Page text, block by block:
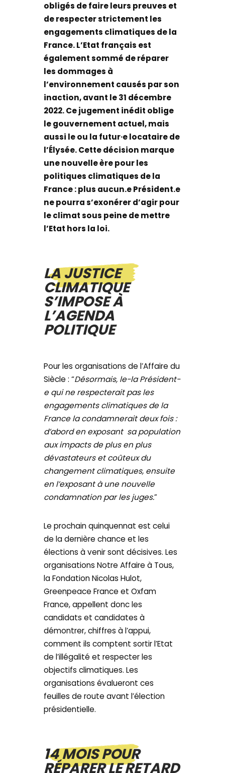
obligés de faire leurs preuves et
de respecter strictement les
engagements climatiques de la
France. L’Etat français est
également sommé de réparer
les dommages à
l’environnement causés par son
inaction, avant le 31 décembre
2022. Ce jugement inédit oblige
le gouvernement actuel, mais
aussi le ou la futur·e locataire de
l’Élysée. Cette décision marque
une nouvelle ère pour les
politiques climatiques de la
France : plus aucun.e Président.e
ne pourra s’exonérer d’agir pour
le climat sous peine de mettre
l’Etat hors la loi.
LA JUSTICE
CLIMATIQUE
S’IMPOSE À
L’AGENDA
POLITIQUE
Pour les organisations de l’Affaire du
Siècle : “Désormais, le-la Président-
e qui ne respecterait pas les
engagements climatiques de la
France la condamnerait deux fois :
d’abord en exposant sa population
aux impacts de plus en plus
dévastateurs et coûteux du
changement climatiques, ensuite
en l’exposant à une nouvelle
condamnation par les juges.”
Le prochain quinquennat est celui
de la dernière chance et les
élections à venir sont décisives. Les
organisations Notre Affaire à Tous,
la Fondation Nicolas Hulot,
Greenpeace France et Oxfam
France, appellent donc les
candidats et candidates à
démontrer, chiffres à l’appui,
comment ils comptent sortir l’Etat
de l’illégalité et respecter les
objectifs climatiques. Les
organisations évalueront ces
feuilles de route avant l’élection
présidentielle.
14 MOIS POUR
RÉPARER LE RETARD